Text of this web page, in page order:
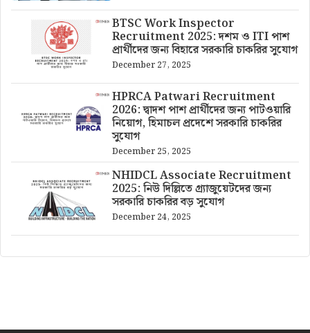
BTSC Work Inspector
Recruitment 2025: দশম ও ITI পাশ
প্রার্থীদের জন্য বিহারে সরকারি চাকরির সুযোগ
December 27, 2025
HPRCA Patwari Recruitment
2026: দ্বাদশ পাশ প্রার্থীদের জন্য পাটওয়ারি
নিয়োগ, হিমাচল প্রদেশে সরকারি চাকরির
সুযোগ
December 25, 2025
NHIDCL Associate Recruitment
2025: নিউ দিল্লিতে গ্র্যাজুয়েটদের জন্য
সরকারি চাকরির বড় সুযোগ
December 24, 2025